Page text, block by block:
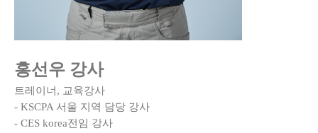
홍선우 강사
트레이너, 교육강사
- KSCPA 서울 지역 담당 강사
- CES korea전임 강사